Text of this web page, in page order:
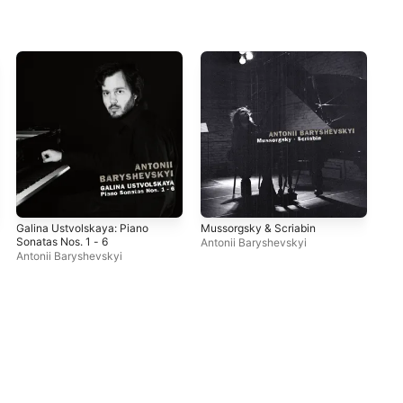
Galina Ustvolskaya: Piano
Sonatas Nos. 1 - 6
Antonii Baryshevskyi
Mussorgsky & Scriabin
Antonii Baryshevskyi